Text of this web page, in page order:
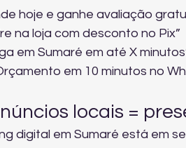
hoje e ganhe avaliação
na loja com desconto no Pix”
em Sumaré em até X
em 10 minutos no
locais =
digital em Sumaré está em